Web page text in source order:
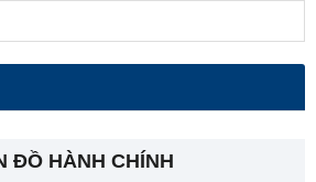
ĐỒ HÀNH CHÍNH